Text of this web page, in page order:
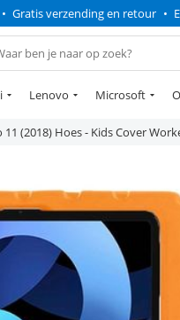
• Gratis verzending en retour •
Lenovo Microsoft
11 (2018) Hoes - Kids Cover